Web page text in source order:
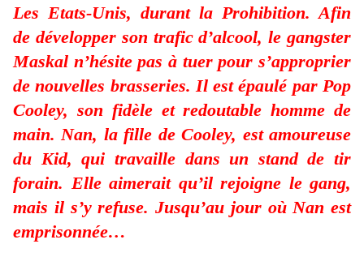
Les Etats-Unis, durant la Prohibition. Afin
de développer son trafic d’alcool, le gangster
Maskal n’hésite pas à tuer pour s’approprier
de nouvelles brasseries. Il est épaulé par Pop
Cooley, son fidèle et redoutable homme de
main. Nan, la fille de Cooley, est amoureuse
du Kid, qui travaille dans un stand de tir
forain. Elle aimerait qu’il rejoigne le gang,
mais il s’y refuse. Jusqu’au jour où Nan est
emprisonnée…